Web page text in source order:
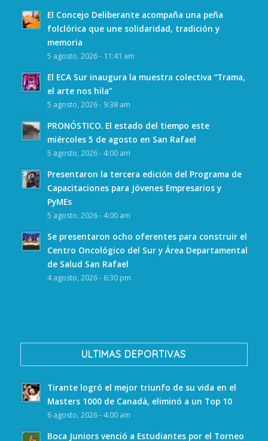
El Concejo Deliberante acompaña una peña
folclórica que une solidaridad, tradición y
memoria
5 agosto, 2026 - 11:41 am
El ECA Sur inaugura la muestra colectiva “Trama,
el arte nos hila”
5 agosto, 2026 - 9:38 am
PRONÓSTICO. El estado del tiempo este
miércoles 5 de agosto en San Rafael
5 agosto, 2026 - 4:00 am
Presentaron la tercera edición del Programa de
Capacitaciones para Jóvenes Empresarios y
PyMEs
5 agosto, 2026 - 4:00 am
Se presentaron ocho oferentes para construir el
Centro Oncológico del Sur y Área Departamental
de Salud San Rafael
4 agosto, 2026 - 6:30 pm
ULTIMAS DEPORTIVAS
Tirante logró el mejor triunfo de su vida en el
Masters 1000 de Canadá, eliminó a un Top 10
6 agosto, 2026 - 4:00 am
Boca Juniors venció a Estudiantes por el Torneo